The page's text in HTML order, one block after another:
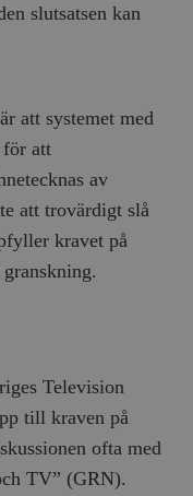
slutsatsen kan
att systemet med
för att
av
att trovärdigt slå
kravet på
Television
till kraven på
ofta med
TV” (GRN).